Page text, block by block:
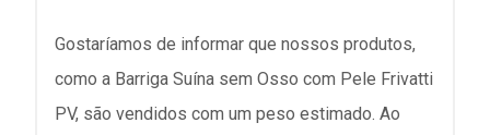
Gostaríamos de informar que nossos produtos,
como a Barriga Suína sem Osso com Pele Frivatti
PV, são vendidos com um peso estimado. Ao